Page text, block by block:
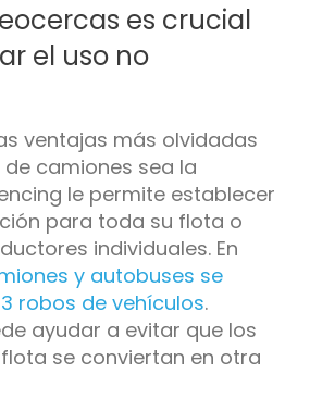
es crucial
el uso no
ventajas más olvidadas
camiones sea la
le permite establecer
para toda su flota o
individuales. En
y autobuses se
robos de vehículos.
ayudar a evitar que los
se conviertan en otra